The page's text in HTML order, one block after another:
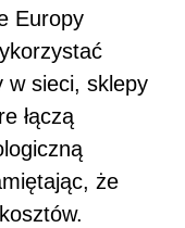
Europy
w sieci, sklepy
łączą
że